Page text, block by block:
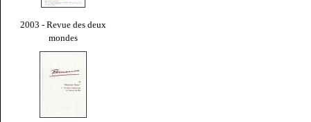
2003 - Revue des deux
mondes